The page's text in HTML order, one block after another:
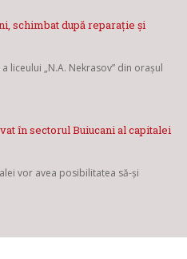
schimbat după reparație și
liceului „N.A. Nekrasov” din orașul
în sectorul Buiucani al capitalei
vor avea posibilitatea să-și